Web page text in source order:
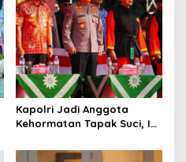
Kapolri Jadi Anggota
Kehormatan Tapak Suci, Ini